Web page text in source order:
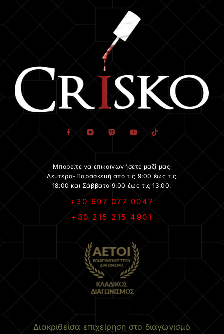
Μπορείτε να επικοινωνήσετε μαζί μας
Δευτέρα-Παρασκευή από τις 9:00 έως τις
18:00 και Σάββατο 9:00 έως τις 13:00.
+30 697 077 0047
+30 215 215 4901
Διακριθείσα επιχείρηση στο διαγωνισμό